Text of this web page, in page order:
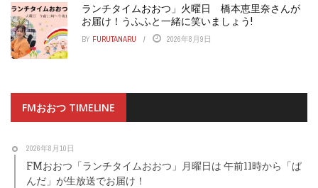
ランチタイムおおつ」火曜日 橋本恵里奈さんが
お届け！うふふと一緒に笑いましょう!
BY FURUTANARU 2026年8月9日
FMおおつ TIMELINE
2026年8月10日
FMおおつ「ランチタイムおおつ」月曜日は 午前11時から「ぱ
んだ」が生放送でお届け！